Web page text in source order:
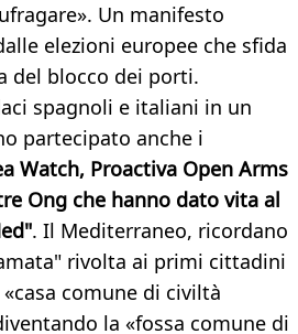
Un manifesto
elezioni europee che sfida
del blocco dei porti.
spagnoli e italiani in un
partecipato anche i
Watch, Proactiva Open Arms
Ong che hanno dato vita al
. Il Mediterraneo, ricordano
rivolta ai primi cittadini
comune di civiltà
la «fossa comune di